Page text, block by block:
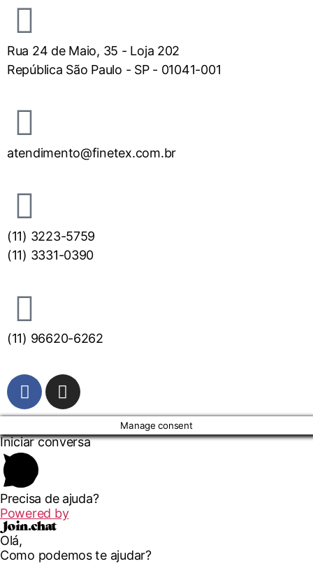
Rua 24 de Maio, 35 - Loja 202
República São Paulo - SP - 01041-001
atendimento@finetex.com.br
(11) 3223-5759
(11) 3331-0390
(11) 96620-6262
Manage consent
Iniciar conversa
Precisa de ajuda?
Powered by
Olá,
Como podemos te ajudar?